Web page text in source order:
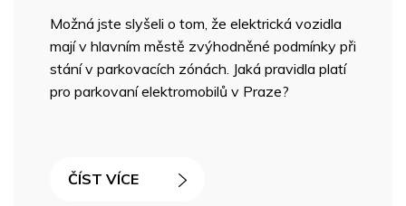
Možná jste slyšeli o tom, že elektrická vozidla
mají v hlavním městě zvýhodněné podmínky při
stání v parkovacích zónách. Jaká pravidla platí
pro parkovaní elektromobilů v Praze?
ČÍST VÍCE